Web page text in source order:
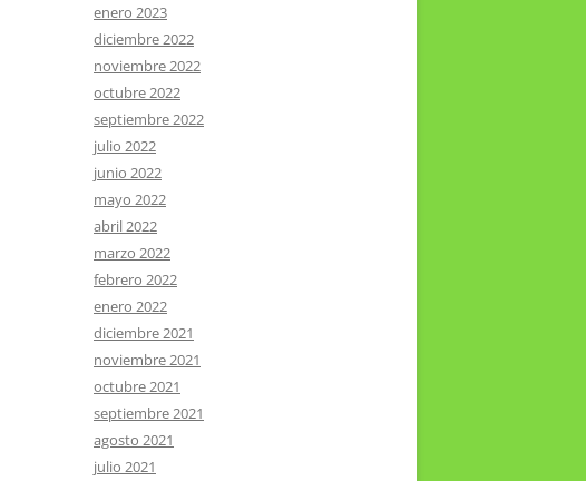
enero 2023
diciembre 2022
noviembre 2022
octubre 2022
septiembre 2022
julio 2022
junio 2022
mayo 2022
abril 2022
marzo 2022
febrero 2022
enero 2022
diciembre 2021
noviembre 2021
octubre 2021
septiembre 2021
agosto 2021
julio 2021